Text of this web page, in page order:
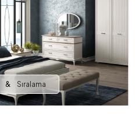
& Sıralama